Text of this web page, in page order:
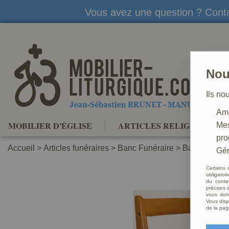
Vous avez une question ?
MOBILIER D'ÉGLISE ARTICLES RELIGIEUX
Accueil > Articles funéraires > Banc Funéraire > Banc
Ils
Certains
du
précises
vous
Vous
de la